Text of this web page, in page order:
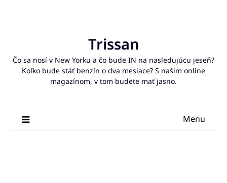
Trissan
Čo sa nosí v New Yorku a čo bude IN na nasledujúcu jeseň?
Koľko bude stáť benzín o dva mesiace? S našim online
magazínom, v tom budete mať jasno.
Menu